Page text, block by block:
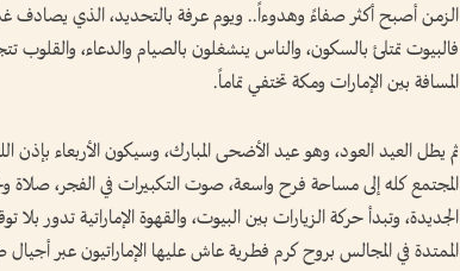
الزمن أصبح أكثر صفاءً وهدوءاً.. ويوم عرفة بالتحديد، الذي يصادف
فالبيوت تمتلئ بالسكون، والناس ينشغلون بالصيام والدعاء، والقلوب
المسافة بين الإمارات ومكة تختفي تماماً.
ثم يطل العيد العود، وهو عيد الأضحى المبارك، وسيكون الأربعاء
المجتمع كله إلى مساحة فرح واسعة، صوت التكبيرات في الفجر، صلاة
الجديدة، وتبدأ حركة الزيارات بين البيوت، والقهوة الإماراتية تدور
الممتدة في المجالس بروح كرم فطرية عاش عليها الإماراتيون عبر أجيال